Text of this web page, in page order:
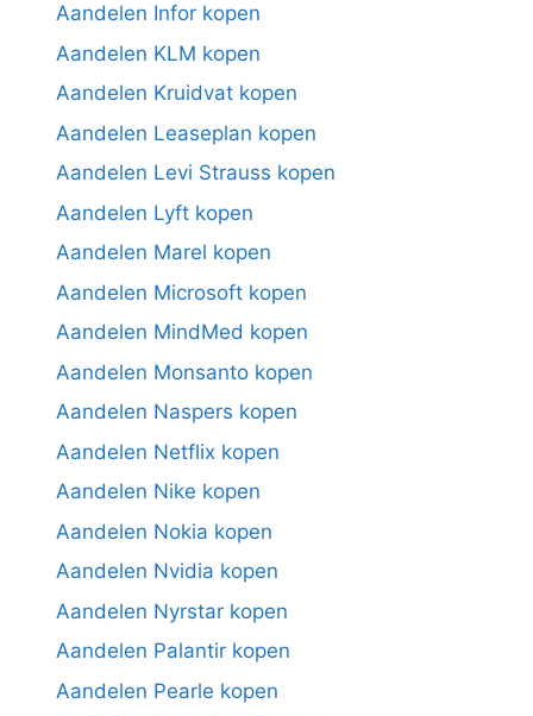
Aandelen Infor kopen
Aandelen KLM kopen
Aandelen Kruidvat kopen
Aandelen Leaseplan kopen
Aandelen Levi Strauss kopen
Aandelen Lyft kopen
Aandelen Marel kopen
Aandelen Microsoft kopen
Aandelen MindMed kopen
Aandelen Monsanto kopen
Aandelen Naspers kopen
Aandelen Netflix kopen
Aandelen Nike kopen
Aandelen Nokia kopen
Aandelen Nvidia kopen
Aandelen Nyrstar kopen
Aandelen Palantir kopen
Aandelen Pearle kopen